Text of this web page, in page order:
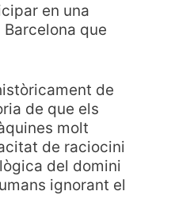
en una
que
de
de que els
molt
de raciocini
del domini
ignorant el